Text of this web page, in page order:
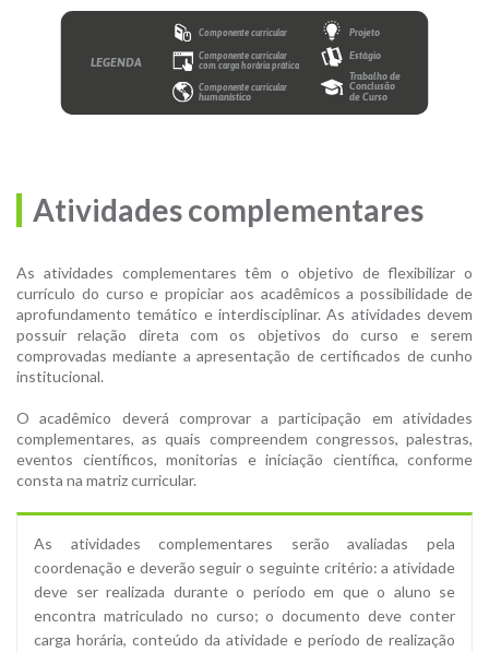
LEGENDA
Componente curricular
Componente curricular
com carga horária prática
Componente curricular
humanístico
Projeto
Estágio
Trabalho de
Conclusão
de Curso
Atividades complementares
As atividades complementares têm o objetivo de flexibilizar o
currículo do curso e propiciar aos acadêmicos a possibilidade de
aprofundamento temático e interdisciplinar. As atividades devem
possuir relação direta com os objetivos do curso e serem
comprovadas mediante a apresentação de certificados de cunho
institucional.
O acadêmico deverá comprovar a participação em atividades
complementares, as quais compreendem congressos, palestras,
eventos científicos, monitorias e iniciação científica, conforme
consta na matriz curricular.
As atividades complementares serão avaliadas pela
coordenação e deverão seguir o seguinte critério: a atividade
deve ser realizada durante o período em que o aluno se
encontra matriculado no curso; o documento deve conter
carga horária, conteúdo da atividade e período de realização